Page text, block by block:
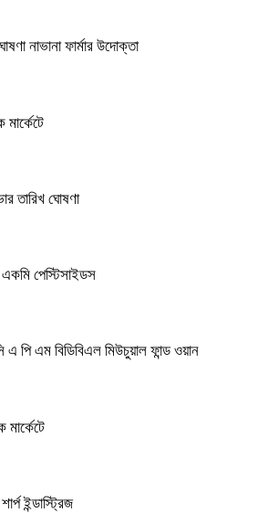
নাভানা ফার্মার উদোক্তা
তারিখ ঘোষণা
একমি পেস্টিসাইডস
এ পি এম বিডিবিএল মিউচুয়াল ফান্ড ওয়ান
ইন্ডাস্ট্রিজ